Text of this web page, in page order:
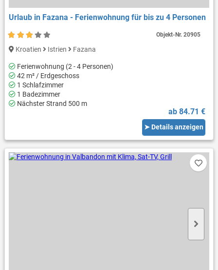
Urlaub in Fazana - Ferienwohnung für bis zu 4 Personen
Kroatien Istrien Fazana
Ferienwohnung (2 - 4 Personen)
42 m² / Erdgeschoss
1 Schlafzimmer
1 Badezimmer
Nächster Strand 500 m
ab 84.71 €
➤ Details anzeigen
Objekt-Nr.20905